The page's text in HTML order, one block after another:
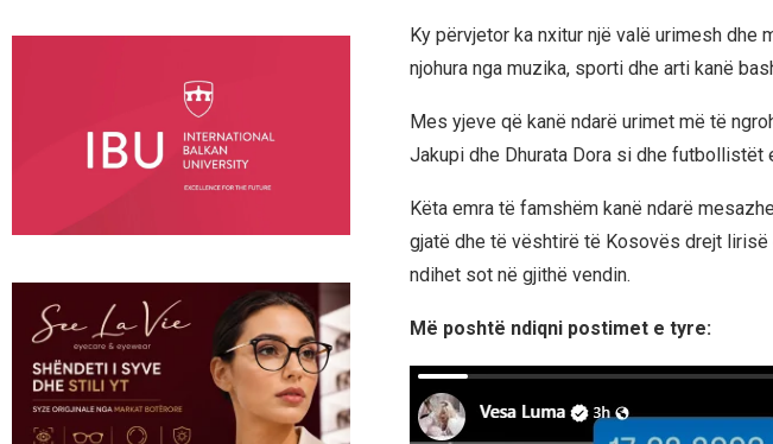
Ky përvjetor ka nxitur një valë urimesh dhe
njohura nga muzika, sporti dhe arti kanë
Mes yjeve që kanë ndarë urimet më të
Jakupi dhe Dhurata Dora si dhe futbollistët
Këta emra të famshëm kanë ndarë
gjatë dhe të vështirë të Kosovës drejt
ndihet sot në gjithë vendin.
Më poshtë ndiqni postimet e tyre: